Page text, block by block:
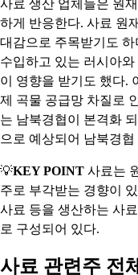
사료 생산 업체들은 원
하게 반응한다. 사료 원
대감으로 주목받기도 하
수입하고 있는 러시아
이 영향을 받기도 했다.
제 곡물 공급망 차질로
는 남북경협이 본격화
으로 예상되어 남북경
💡KEY POINT 사료는
주로 부각받는 경향이
사료 등을 생산하는 사
로 구성되어 있다.
사료 관련주 전